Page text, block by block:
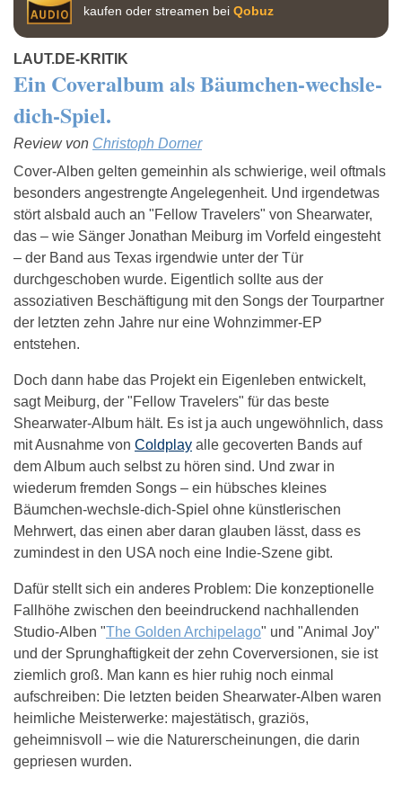
kaufen oder streamen bei Qobuz
LAUT.DE-KRITIK
Ein Coveralbum als Bäumchen-wechsle-
dich-Spiel.
Review von Christoph Dorner
Cover-Alben gelten gemeinhin als schwierige, weil oftmals
besonders angestrengte Angelegenheit. Und irgendetwas
stört alsbald auch an "Fellow Travelers" von Shearwater,
das – wie Sänger Jonathan Meiburg im Vorfeld eingesteht
– der Band aus Texas irgendwie unter der Tür
durchgeschoben wurde. Eigentlich sollte aus der
assoziativen Beschäftigung mit den Songs der Tourpartner
der letzten zehn Jahre nur eine Wohnzimmer-EP
entstehen.
Doch dann habe das Projekt ein Eigenleben entwickelt,
sagt Meiburg, der "Fellow Travelers" für das beste
Shearwater-Album hält. Es ist ja auch ungewöhnlich, dass
mit Ausnahme von Coldplay alle gecoverten Bands auf
dem Album auch selbst zu hören sind. Und zwar in
wiederum fremden Songs – ein hübsches kleines
Bäumchen-wechsle-dich-Spiel ohne künstlerischen
Mehrwert, das einen aber daran glauben lässt, dass es
zumindest in den USA noch eine Indie-Szene gibt.
Dafür stellt sich ein anderes Problem: Die konzeptionelle
Fallhöhe zwischen den beeindruckend nachhallenden
Studio-Alben "The Golden Archipelago" und "Animal Joy"
und der Sprunghaftigkeit der zehn Coverversionen, sie ist
ziemlich groß. Man kann es hier ruhig noch einmal
aufschreiben: Die letzten beiden Shearwater-Alben waren
heimliche Meisterwerke: majestätisch, graziös,
geheimnisvoll – wie die Naturerscheinungen, die darin
gepriesen wurden.